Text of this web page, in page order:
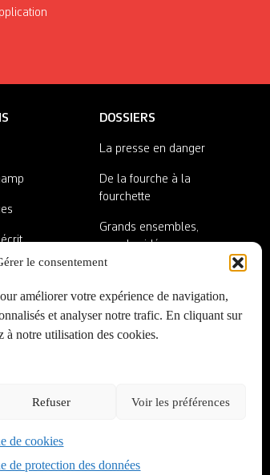
le consentement
améliorer votre expérience de navigation,
et analyser notre trafic. En cliquant sur
à notre utilisation des cookies.
Refuser Voir les préférences
de cookies
de protection des données
la plaque
DOSSIERS
La presse en danger
De la fourche à la
fourchette
Grands ensembles,
grandes idées
Créé par